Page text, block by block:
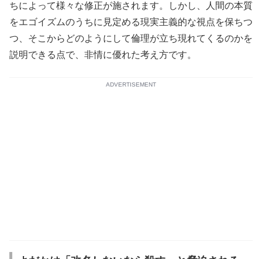
ちによって様々な修正が施されます。しかし、人間の本質
をエゴイズムのうちに見定める現実主義的な視点を保ちつ
つ、そこからどのようにして倫理が立ち現れてくるのかを
説明できる点で、非情に優れた考え方です。
ADVERTISEMENT